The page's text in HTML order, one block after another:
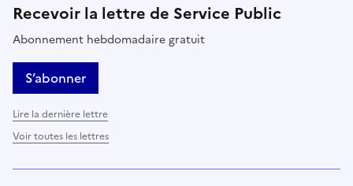
Recevoir la lettre de Service Public
Abonnement hebdomadaire gratuit
S’abonner
Lire la dernière lettre
Voir toutes les lettres